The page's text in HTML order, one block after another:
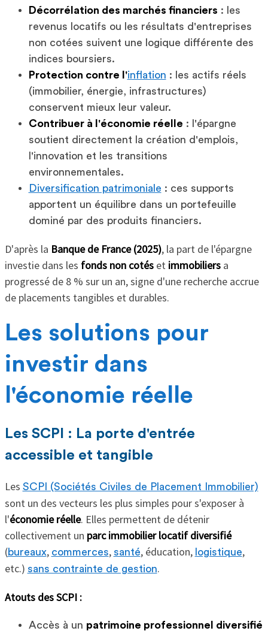
Décorrélation des marchés financiers : les
revenus locatifs ou les résultats d'entreprises
non cotées suivent une logique différente des
indices boursiers.
Protection contre l'inflation : les actifs réels
(immobilier, énergie, infrastructures)
conservent mieux leur valeur.
Contribuer à l'économie réelle : l'épargne
soutient directement la création d'emplois,
l'innovation et les transitions
environnementales.
Diversification patrimoniale : ces supports
apportent un équilibre dans un portefeuille
dominé par des produits financiers.
D'après la Banque de France (2025), la part de l'épargne
investie dans les fonds non cotéset immobiliersa
progressé de 8 % sur un an, signe d'une recherche accrue
de placements tangibles et durables.
Les solutions pour
investir dans
l'économie réelle
Les SCPI : La porte d'entrée
accessible et tangible
Les SCPI (Sociétés Civiles de Placement Immobilier)
sont un des vecteurs les plus simples pour s'exposer à
l'économie réelle. Elles permettent de détenir
collectivement un parc immobilier locatif diversifié
(bureaux, commerces, santé, éducation, logistique,
etc.) sans contrainte de gestion.
Atouts des SCPI :
Accès à un patrimoine professionnel diversifié